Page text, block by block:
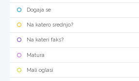
Dogaja se
Na katero srednjo?
Na kateri faks?
Matura
Mali oglasi